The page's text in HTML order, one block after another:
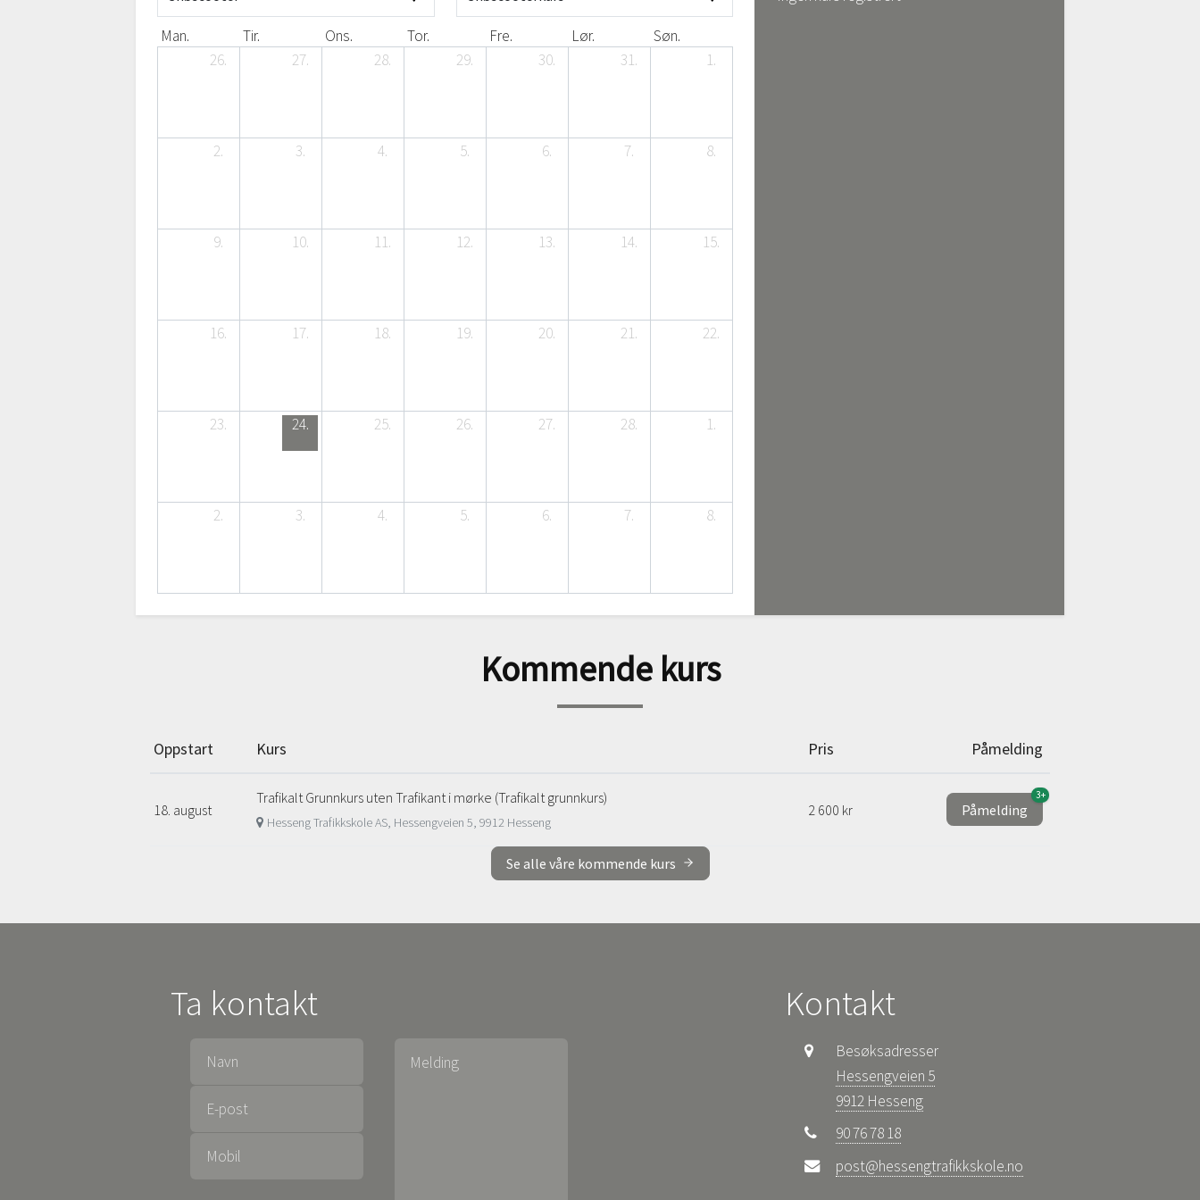
Man. Tir. Ons. Tor. Fre. Lør.
Søn.
26.
27. 28. 29. 30. 31. 1.
2. 3. 4. 5. 6. 7. 8.
9. 10. 11. 12. 13. 14. 15.
16. 17. 18. 19. 20. 21. 22.
23. 24. 25. 26. 27. 28. 1.
2. 3. 4. 5. 6. 7. 8.
Kommende kurs
Oppstart Kurs Pris Påmelding
18. august
Trafikalt Grunnkurs uten Trafikant i mørke (Trafikalt grunnkurs)
Hesseng Trafikkskole AS, Hessengveien 5, 9912 Hesseng
2 600 kr Påmelding
3+
Se alle våre kommende kurs
Ta kontakt Kontakt
Besøksadresser
Hessengveien 5
9912 Hesseng
90 76 78 18
post@hessengtrafikkskole.no